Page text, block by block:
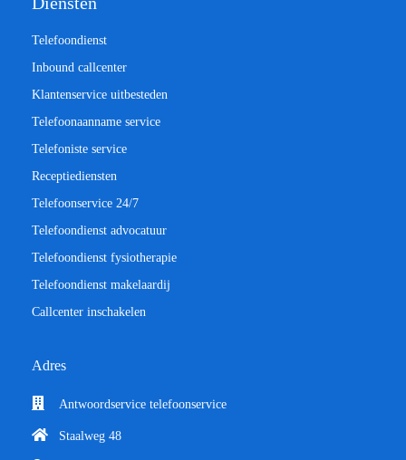
Telefoondienst
Inbound callcenter
Klantenservice uitbesteden
Telefoonaanname service
Telefoniste service
Receptiediensten
Telefoonservice 24/7
Telefoondienst advocatuur
Telefoondienst fysiotherapie
Telefoondienst makelaardij
Callcenter inschakelen
Adres
Antwoordservice telefoonservice
Staalweg 48